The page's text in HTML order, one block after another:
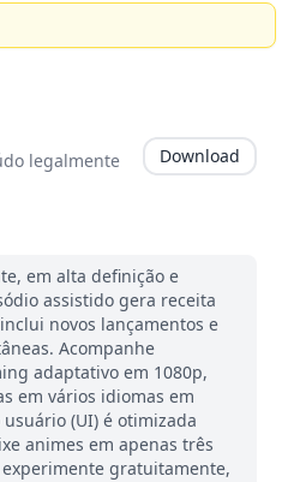
legalmente
Download
em alta definição e
assistido gera receita
novos lançamentos e
Acompanhe
adaptativo em 1080p,
em vários idiomas em
(UI) é otimizada
animes em apenas três
gratuitamente,